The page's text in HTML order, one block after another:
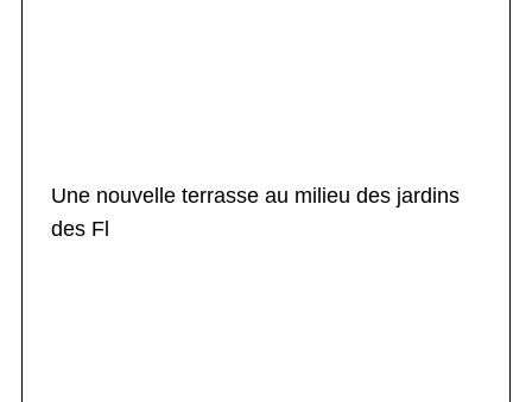
Une nouvelle terrasse au milieu des jardins
des Fl